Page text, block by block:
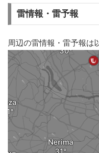
雷情報・雷予報
周辺の雷情報・雷予報は